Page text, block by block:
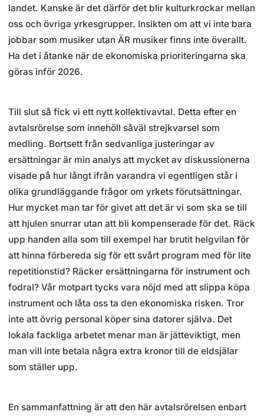
landet. Kanske är det därför det blir kulturkrockar mellan
oss och övriga yrkesgrupper. Insikten om att vi inte bara
jobbar som musiker utan ÄR musiker finns inte överallt.
Ha det i åtanke när de ekonomiska prioriteringarna ska
göras inför 2026.
Till slut så fick vi ett nytt kollektivavtal. Detta efter en
avtalsrörelse som innehöll såväl strejkvarsel som
medling. Bortsett från sedvanliga justeringar av
ersättningar är min analys att mycket av diskussionerna
visade på hur långt ifrån varandra vi egentligen står i
olika grundläggande frågor om yrkets förutsättningar.
Hur mycket man tar för givet att det är vi som ska se till
att hjulen snurrar utan att bli kompenserade för det. Räck
upp handen alla som till exempel har brutit helgvilan för
att hinna förbereda sig för ett svårt program med för lite
repetitionstid? Räcker ersättningarna för instrument och
fodral? Vår motpart tycks vara nöjd med att slippa köpa
instrument och låta oss ta den ekonomiska risken. Tror
inte att övrig personal köper sina datorer själva. Det
lokala fackliga arbetet menar man är jätteviktigt, men
man vill inte betala några extra kronor till de eldsjälar
som ställer upp.
En sammanfattning är att den här avtalsrörelsen enbart